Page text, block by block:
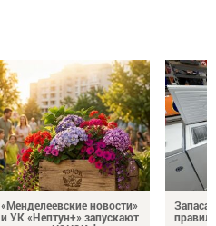
«Менделеевские новости»
и УК «Нептун+» запускают